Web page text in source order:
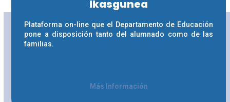
Ikasgunea
Plataforma on-line que el Departamento de Educación
pone a disposición tanto del alumnado como de las
familias.
Más Información